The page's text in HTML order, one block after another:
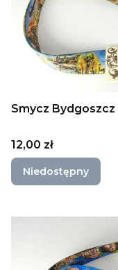
Smycz Bydgoszcz
Cena
12,00 zł
Niedostępny